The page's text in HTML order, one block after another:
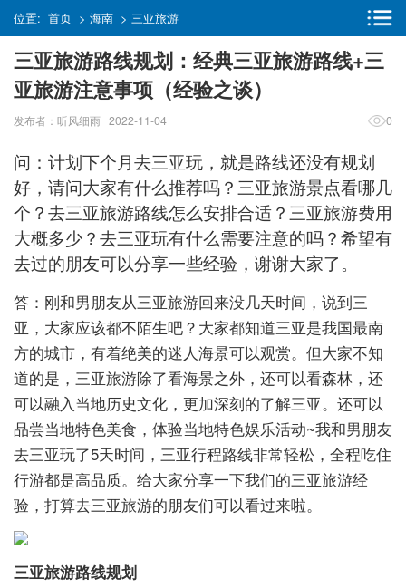
位置: 首页 > 海南 > 三亚旅游
三亚旅游路线规划：经典三亚旅游路线+三
亚旅游注意事项（经验之谈）
发布者：听风细雨 2022-11-04 0
问：计划下个月去三亚玩，就是路线还没有规划
好，请问大家有什么推荐吗？三亚旅游景点看哪几
个？去三亚旅游路线怎么安排合适？三亚旅游费用
大概多少？去三亚玩有什么需要注意的吗？希望有
去过的朋友可以分享一些经验，谢谢大家了。
答：刚和男朋友从三亚旅游回来没几天时间，说到三
亚，大家应该都不陌生吧？大家都知道三亚是我国最南
方的城市，有着绝美的迷人海景可以观赏。但大家不知
道的是，三亚旅游除了看海景之外，还可以看森林，还
可以融入当地历史文化，更加深刻的了解三亚。还可以
品尝当地特色美食，体验当地特色娱乐活动~我和男朋友
去三亚玩了5天时间，三亚行程路线非常轻松，全程吃住
行游都是高品质。给大家分享一下我们的三亚旅游经
验，打算去三亚旅游的朋友们可以看过来啦。
三亚旅游路线规划